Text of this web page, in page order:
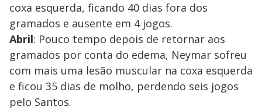
coxa esquerda, ficando 40 dias fora dos
gramados e ausente em 4 jogos.
Abril: Pouco tempo depois de retornar aos
gramados por conta do edema, Neymar sofreu
com mais uma lesão muscular na coxa esquerda
e ficou 35 dias de molho, perdendo seis jogos
pelo Santos.